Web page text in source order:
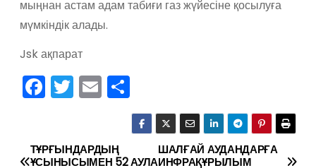
мыңнан астам адам табиғи газ жүйесіне қосылуға
мүмкіндік алады.
Jsk ақпарат
F
a
e
T
w
er
E
m
l
О
тп
р
а
Н
ШАЛҒАЙ АУДАНДАРҒА
ИНФРАҚҰРЫЛЫМ
ТҰРҒЫНДАРДЫҢ
ҰСЫНЫСЫМЕН 52 АУЛА